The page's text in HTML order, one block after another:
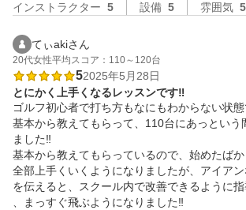
インストラクター 5 設備 5 雰囲気 5
てぃakiさん
20代女性平均スコア：110～120台
52025年5月28日
とにかく上手くなるレッスンです‼️
ゴルフ初心者で打ち方もなにもわからない状態
基本から教えてもらって、110台にあっという
ました‼️
基本から教えてもらっているので、始めたば
全部上手くいくようになりましたが、アイア
を伝えると、スクール内で改善できるように
、まっすぐ飛ぶようになりました‼️